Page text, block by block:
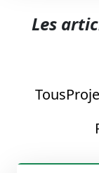
Les
Tous